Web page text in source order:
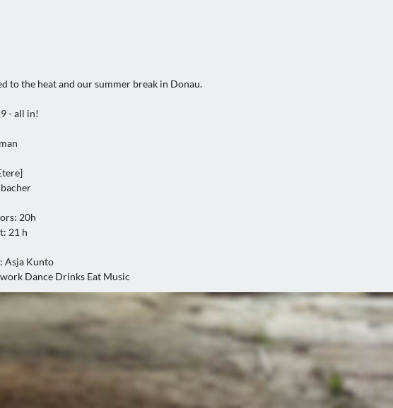
to the heat and our summer break in Donau.
- all in!
20h
21 h
Asja Kunto
Dance Drinks Eat Music